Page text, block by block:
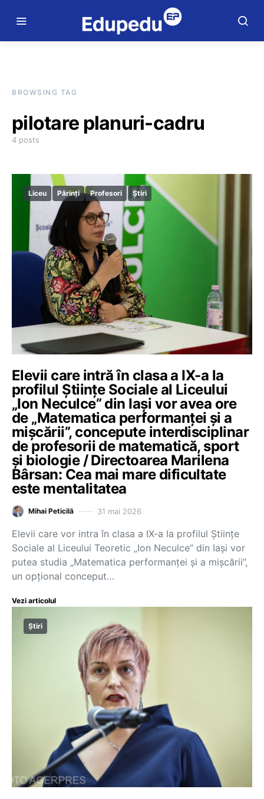
BROWSING TAG
pilotare planuri-cadru
4 posts
Liceu Părinți Profesori Știri
Elevii care intră în clasa a IX-a la
profilul Științe Sociale al Liceului
„Ion Neculce” din Iași vor avea ore
de „Matematica performanței și a
mișcării”, concepute interdisciplinar
de profesorii de matematică, sport
și biologie / Directoarea Marilena
Bârsan: Cea mai mare dificultate
este mentalitatea
Mihai Peticilă 31 mai 2026
Elevii care vor intra în clasa a IX-a la profilul Științe
Sociale al Liceului Teoretic „Ion Neculce” din Iași vor
putea studia „Matematica performanței și a mișcării”,
un opțional conceput…
Vezi articolul
Știri